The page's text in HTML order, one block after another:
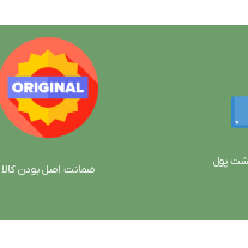
ت پول
ضمانت اصل بودن کالا